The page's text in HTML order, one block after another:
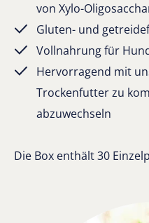
von Xylo-
Gluten- und
Vollnahrung für
Hervorragend mit
Trockenfutter zu
abzuwechseln
Die Box enthält 30